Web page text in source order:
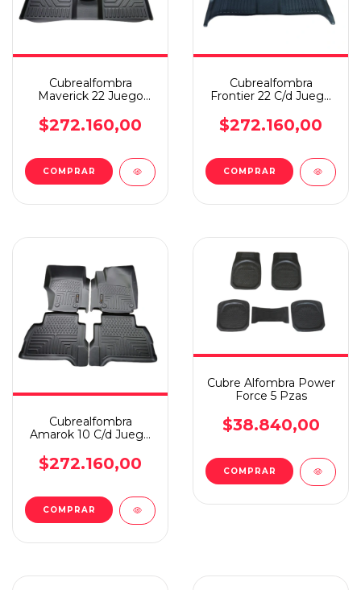
Cubrealfombra
Maverick 22 Juego
$272.160,00
Cubrealfombra
Frontier 22 C/d Juego
$272.160,00
Cubrealfombra
Amarok 10 C/d Juego
$272.160,00
Cubre Alfombra Power
Force 5 Pzas
$38.840,00